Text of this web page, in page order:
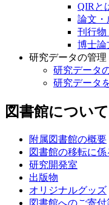
QIRと
論文・
刊行物
博士論
研究データの管理
研究データ
研究データ
図書館について
附属図書館の概要
図書館の移転に係
研究開発室
出版物
オリジナルグッズ
図書館へのご寄付